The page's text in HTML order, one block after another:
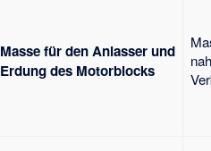
Masse für den Anlasser und
Erdung des Motorblocks